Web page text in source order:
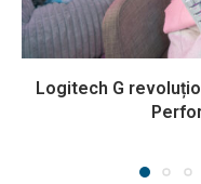
Logitech G